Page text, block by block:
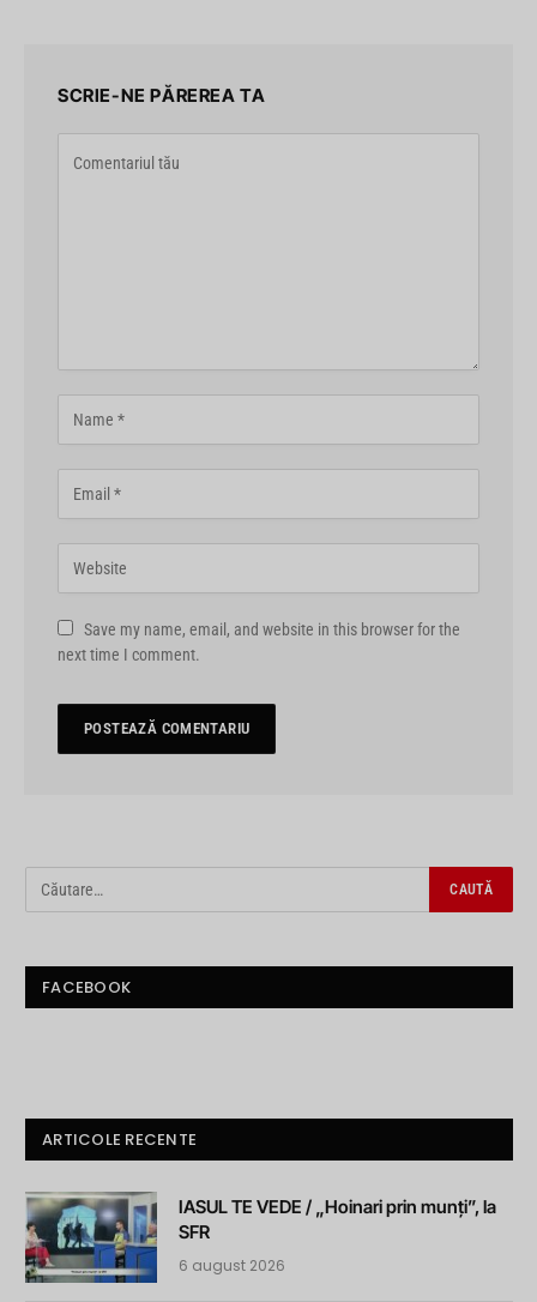
SCRIE-NE PĂREREA TA
Save my name, email, and website in this browser for the
next time I comment.
FACEBOOK
ARTICOLE RECENTE
IASUL TE VEDE / „Hoinari prin munți”, la
SFR
6 august 2026